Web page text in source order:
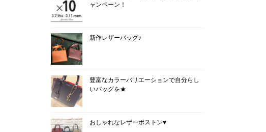
ャンペーン！
新作レザーバッグ♪
豊富なカラーバリエーションで自分らし
いバッグを★
おしゃれなレザーボストン♥